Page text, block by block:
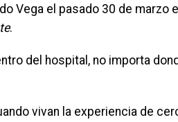
Vega el pasado 30 de marzo
.
del hospital, no importa
vivan la experiencia de